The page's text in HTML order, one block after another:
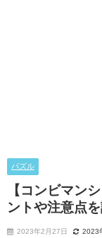
パズル
【コンビマン
ントや注意点
2023年2月27日 2023